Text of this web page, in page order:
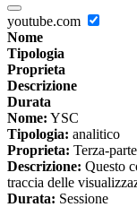
youtube.com
Nome
Tipologia
Proprieta
Descrizione
Durata
Nome: YSC
Tipologia: analitico
Proprieta: Terza-parte
Descrizione: Questo
traccia delle
Durata: Sessione